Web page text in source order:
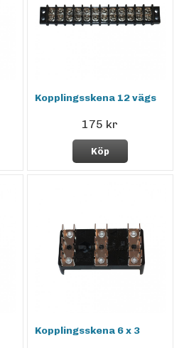
Kopplingsskena 12 vägs
175 kr
Köp
Kopplingsskena 6 x 3